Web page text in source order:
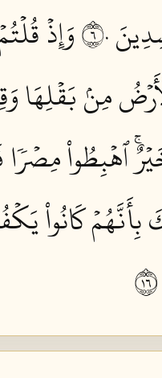
٦٠
وَإِذۡ
مِنۢ بَقۡلِهَا
ٱهۡبِطُواْ
كَانُواْ